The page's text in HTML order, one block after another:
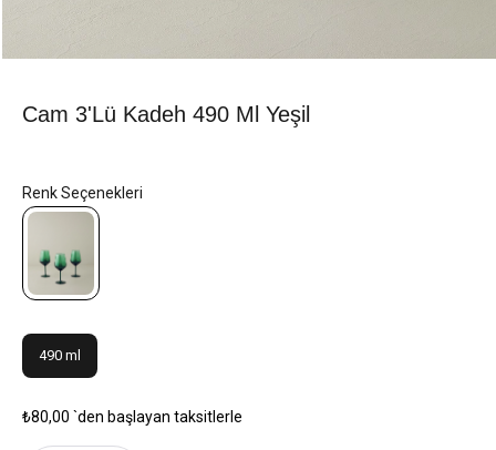
Cam 3'lü Kadeh 490 Ml Yeşil
490 ml
₺80,00 `den başlayan taksitlerle